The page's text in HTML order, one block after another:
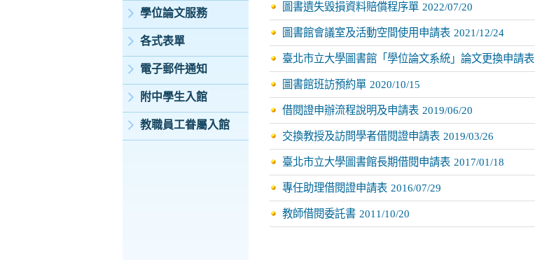
學位論文服務
各式表單
電子郵件通知
附中學生入館
教職員工眷屬入館
圖書遺失毀損資料賠償程序單 2022/07/20
圖書館會議室及活動空間使用申請表 2021/12/24
臺北市立大學圖書館「學位論文系統」論文更換申請表
圖書館班訪預約單 2020/10/15
借閱證申辦流程說明及申請表 2019/06/20
交換教授及訪問學者借閱證申請表 2019/03/26
臺北市立大學圖書館長期借閱申請表 2017/01/18
專任助理借閱證申請表 2016/07/29
教師借閱委託書 2011/10/20